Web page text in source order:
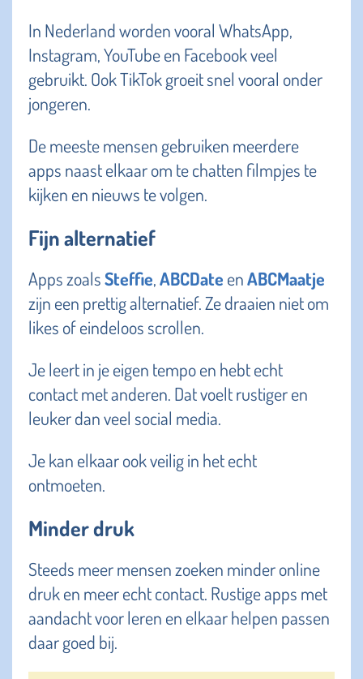
In Nederland worden vooral WhatsApp,
Instagram, YouTube en Facebook veel
gebruikt. Ook TikTok groeit snel vooral onder
jongeren.
De meeste mensen gebruiken meerdere
apps naast elkaar om te chatten filmpjes te
kijken en nieuws te volgen.
Fijn alternatief
Apps zoalsSteffie,ABCDate enABCMaatje
zijn een prettig alternatief. Ze draaien niet om
likes of eindeloos scrollen.
Je leert in je eigen tempo en hebt echt
contact met anderen. Dat voelt rustiger en
leuker dan veel social media.
Je kan elkaar ook veilig in het echt
ontmoeten.
Minder druk
Steeds meer mensen zoeken minder online
druk en meer echt contact. Rustige apps met
aandacht voor leren en elkaar helpen passen
daar goed bij.